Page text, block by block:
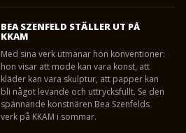
BEA SZENFELD STÄLLER UT PÅ
KKAM
Med sina verk utmanar hon konventioner:
hon visar att mode kan vara konst, att
kläder kan vara skulptur, att papper kan
bli något levande och uttrycksfullt. Se den
spännande konstnären Bea Szenfelds
verk på KKAM i sommar.